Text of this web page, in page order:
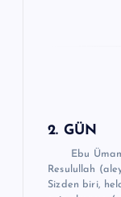
2. GÜN
Ebu Ümame
Resulullah
Sizden biri,